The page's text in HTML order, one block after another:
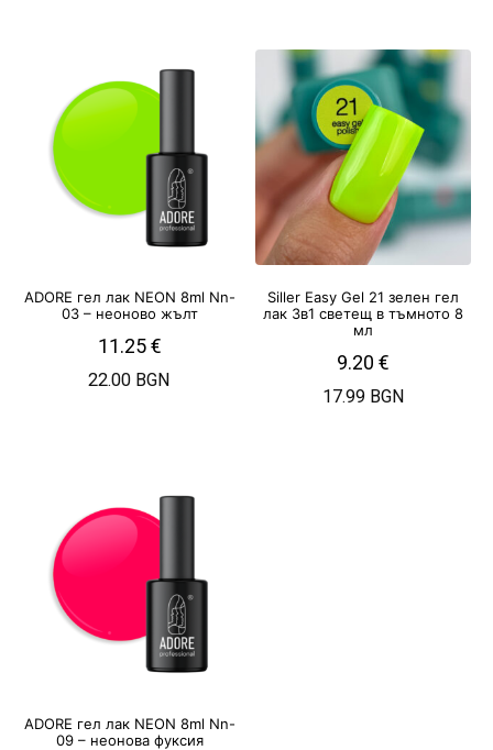
ADORE гел лак NEON 8ml Nn-
03 – неоново жълт
11.25€
22.00 BGN
Siller Easy Gel 21 зелен гел
лак 3в1 светещ в тъмното 8
мл
9.20€
17.99 BGN
ADORE гел лак NEON 8ml Nn-
09 – неонова фуксия